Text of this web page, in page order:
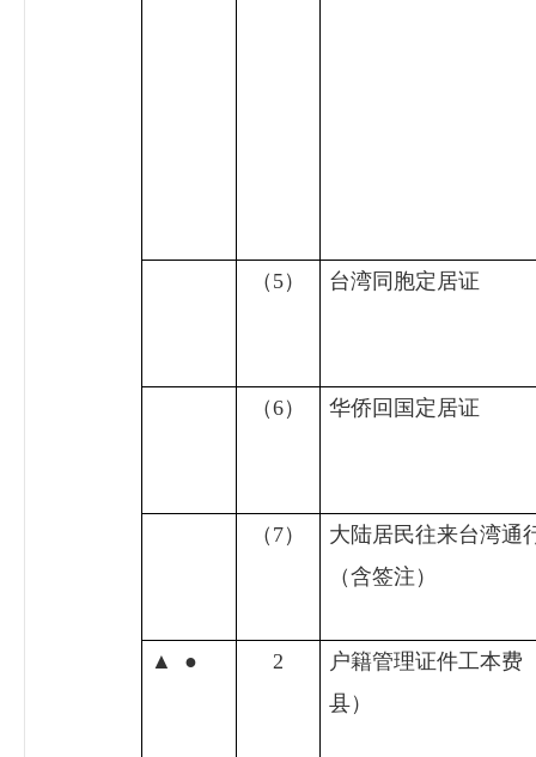
（ 5） 台湾同胞定居证
（6） 华侨回国定居证
（ 7）
大陆居民往来台湾通
（含签注）
▲ ● 2
户籍管理证件工本费
县）